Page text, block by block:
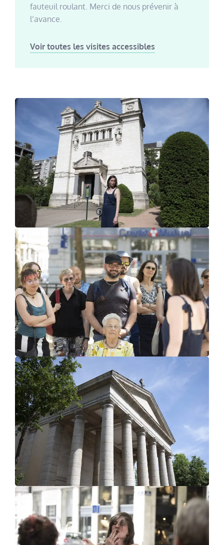
fauteuil roulant. Merci de nous prévenir à
l’avance.
Voir toutes les visites accessibles